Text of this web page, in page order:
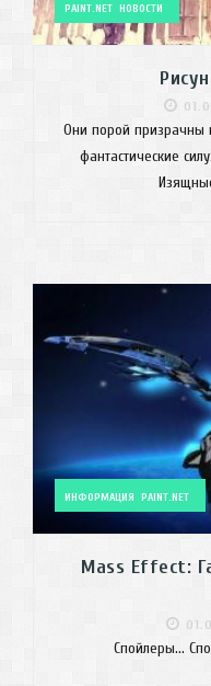
PAINT.NET НОВОСТИ
Они порой
фантастические
ИНФОРМАЦИЯ PAINT.NET
Mass Effect:
Спойлеры...